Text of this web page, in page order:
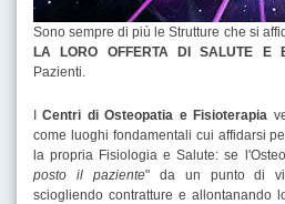
Sono sempre di più le Strutture che si
LA LORO OFFERTA DI SALUTE E
Pazienti.
ICentri di Osteopatia e Fisioterapia
come luoghi fondamentali cui affidarsi
la propria Fisiologia e Salute: se
posto il paziente" da un punto di
sciogliendo contratture e allontanando